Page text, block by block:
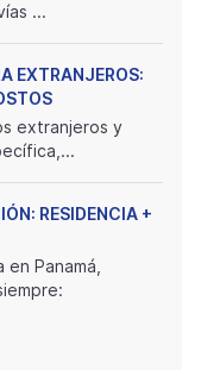
...
EXTRANJEROS:
extranjeros y
RESIDENCIA +
Panamá,